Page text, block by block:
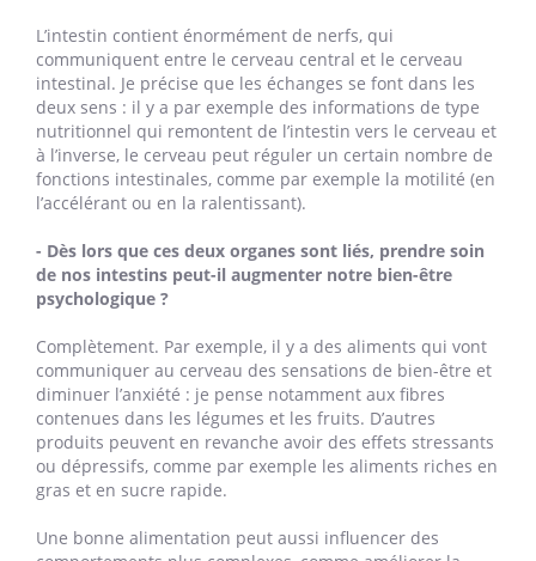
L’intestin contient énormément de nerfs, qui
communiquent entre le cerveau central et le cerveau
intestinal. Je précise que les échanges se font dans les
deux sens : il y a par exemple des informations de type
nutritionnel qui remontent de l’intestin vers le cerveau et
à l’inverse, le cerveau peut réguler un certain nombre de
fonctions intestinales, comme par exemple la motilité (en
l’accélérant ou en la ralentissant).
- Dès lors que ces deux organes sont liés, prendre soin
de nos intestins peut-il augmenter notre bien-être
psychologique ?
Complètement. Par exemple, il y a des aliments qui vont
communiquer au cerveau des sensations de bien-être et
diminuer l’anxiété : je pense notamment aux fibres
contenues dans les légumes et les fruits. D’autres
produits peuvent en revanche avoir des effets stressants
ou dépressifs, comme par exemple les aliments riches en
gras et en sucre rapide.
Une bonne alimentation peut aussi influencer des